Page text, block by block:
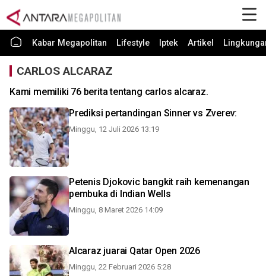
Kabar Megapolitan Lifestyle Iptek Artikel
CARLOS ALCARAZ
Kami memiliki 76 berita tentang carlos alcaraz.
Prediksi pertandingan Sinner vs Zverev:
Minggu, 12 Juli 2026 13:19
Petenis Djokovic bangkit raih kemenangan
pembuka di Indian Wells
Minggu, 8 Maret 2026 14:09
Alcaraz juarai Qatar Open 2026
Minggu, 22 Februari 2026 5:28